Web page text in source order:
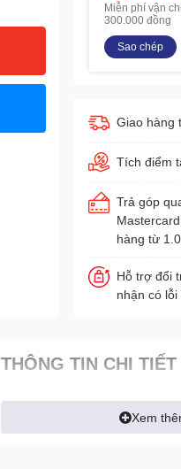
Miễn phí vận
300.000 đồng
Sao chép
Giao hàng
Tích điểm
Trả góp
hàng từ
Hỗ trợ đổi
nhận có lỗi
THÔNG TIN CHI TIẾT
Xem